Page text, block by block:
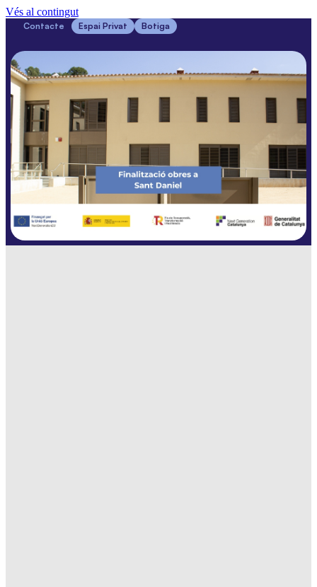
Vés al contingut
Contacte Espai Privat Botiga